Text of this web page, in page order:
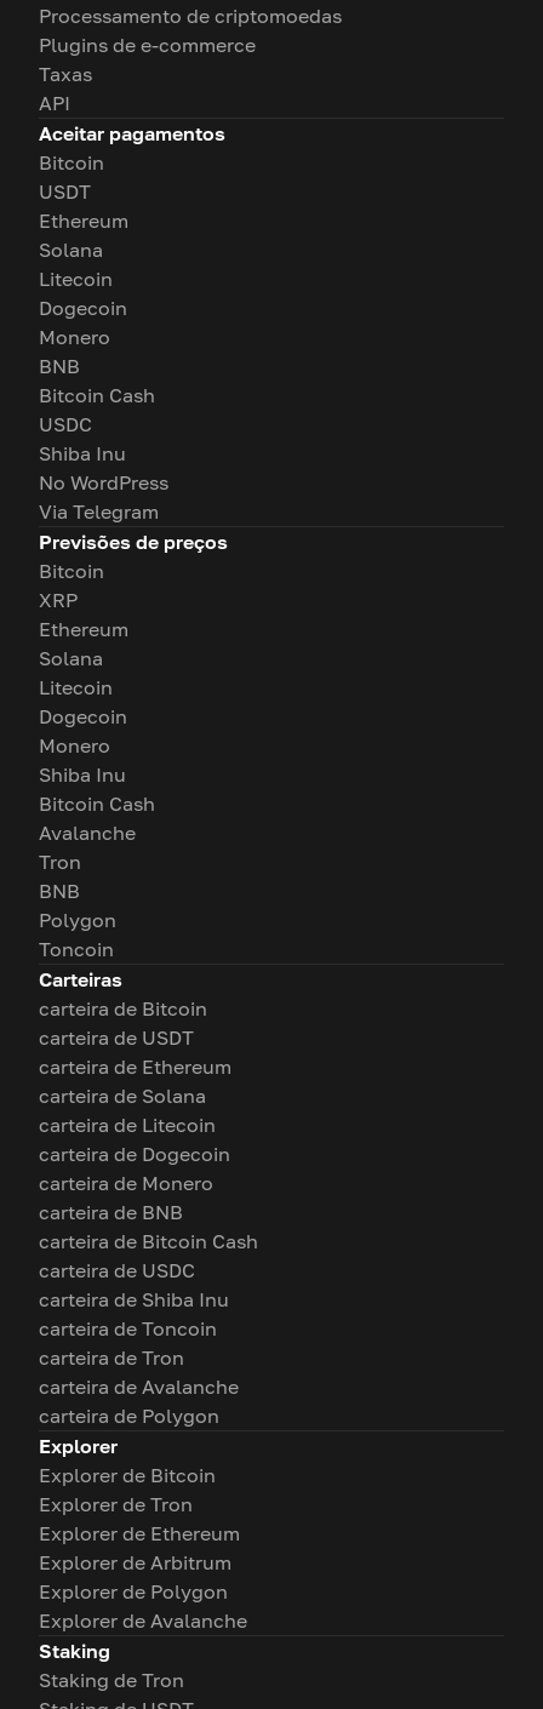
Processamento de criptomoedas
Plugins de e-commerce
Taxas
API
Aceitar pagamentos
Bitcoin
USDT
Ethereum
Solana
Litecoin
Dogecoin
Monero
BNB
Bitcoin Cash
USDC
Shiba Inu
No WordPress
Via Telegram
Previsões de preços
Bitcoin
XRP
Ethereum
Solana
Litecoin
Dogecoin
Monero
Shiba Inu
Bitcoin Cash
Avalanche
Tron
BNB
Polygon
Toncoin
Carteiras
carteira de Bitcoin
carteira de USDT
carteira de Ethereum
carteira de Solana
carteira de Litecoin
carteira de Dogecoin
carteira de Monero
carteira de BNB
carteira de Bitcoin Cash
carteira de USDC
carteira de Shiba Inu
carteira de Toncoin
carteira de Tron
carteira de Avalanche
carteira de Polygon
Explorer
Explorer de Bitcoin
Explorer de Tron
Explorer de Ethereum
Explorer de Arbitrum
Explorer de Polygon
Explorer de Avalanche
Staking
Staking de Tron